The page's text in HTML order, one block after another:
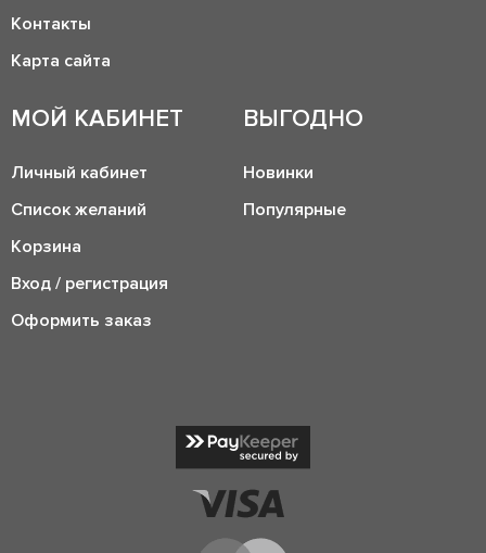
Контакты
Карта сайта
МОЙ КАБИНЕТ
Личный кабинет
Список желаний
Корзина
Вход / регистрация
Оформить заказ
ВЫГОДНО
Новинки
Популярные